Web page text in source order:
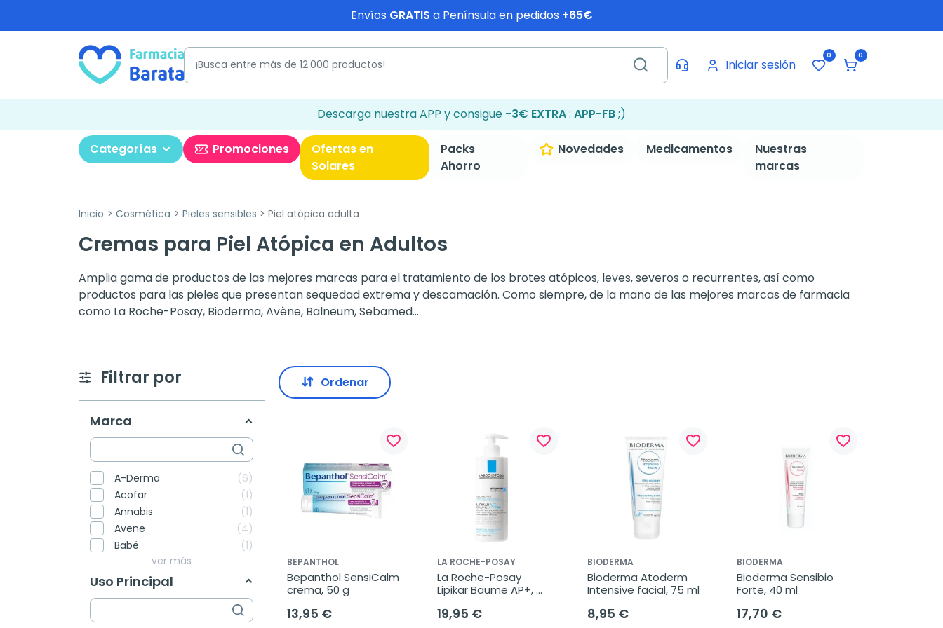
Envíos GRATIS a Península en pedidos +65€
Iniciar sesión
0 0
Descarga nuestra APP y consigue -3€ EXTRA: APP-FB;)
Categorías Promociones
Ofertas en
Solares
Packs
Ahorro
Novedades Medicamentos
Nuestras
marcas
Inicio Cosmética Pieles sensibles Piel atópica adulta
Cremas para Piel Atópica en Adultos
Amplia gama de productos de las mejores marcas para el tratamiento de los brotes atópicos, leves, severos o recurrentes, así como
productos para las pieles que presentan sequedad extrema y descamación. Como siempre, de la mano de las mejores marcas de farmacia
como La Roche-Posay, Bioderma, Avène, Balneum, Sebamed...
Filtrar por
Marca
A-Derma
6
Acofar
1
Annabis
1
Avene
4
Babé
1
ver más
Uso Principal
Ordenar
favorite_border
BEPANTHOL
Bepanthol SensiCalm
crema, 50 g
13,95 €
favorite_border
LA ROCHE-POSAY
La Roche-Posay
Lipikar Baume AP+,
19,95 €
favorite_border
BIODERMA
Bioderma Atoderm
Intensive facial, 75 ml
8,95 €
favorite_border
BIODERMA
Bioderma Sensibio
Forte, 40 ml
17,70 €